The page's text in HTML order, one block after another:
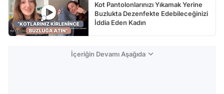
Kot Pantolonlarınızı Yıkamak Yerine
Buzlukta Dezenfekte Edebileceğinizi
İddia Eden Kadın
İçeriğin Devamı Aşağıda